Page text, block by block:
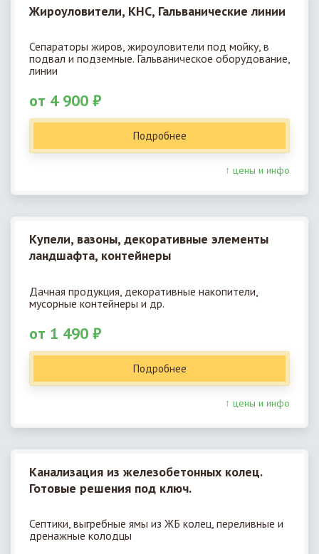
Жироуловители, КНС, Гальванические линии
Сепараторы жиров, жироуловители под мойку, в
подвал и подземные. Гальваническое оборудование,
линии
от 4 900 ₽
Подробнее
↑ цены и инфо
Купели, вазоны, декоративные элементы
ландшафта, контейнеры
Дачная продукция, декоративные накопители,
мусорные контейнеры и др.
от 1 490 ₽
Подробнее
↑ цены и инфо
Канализация из железобетонных колец.
Готовые решения под ключ.
Септики, выгребные ямы из ЖБ колец, переливные и
дренажные колодцы